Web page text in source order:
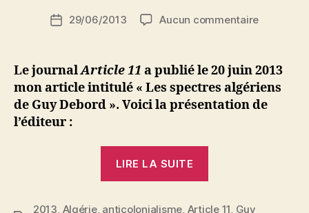
de
i
M
u
s
Date29/06/2013 Aucun commentairesur
algériens
de
Guy
Debord
Le journalArticle 11 a publié le 20 juin 2013
mon article intitulé « Les spectres algériens
de Guy Debord ». Voici la présentation de
l’éditeur :
LIRE LA SUITE
2013, Algérie, anticolonialisme, Article 11, Guy